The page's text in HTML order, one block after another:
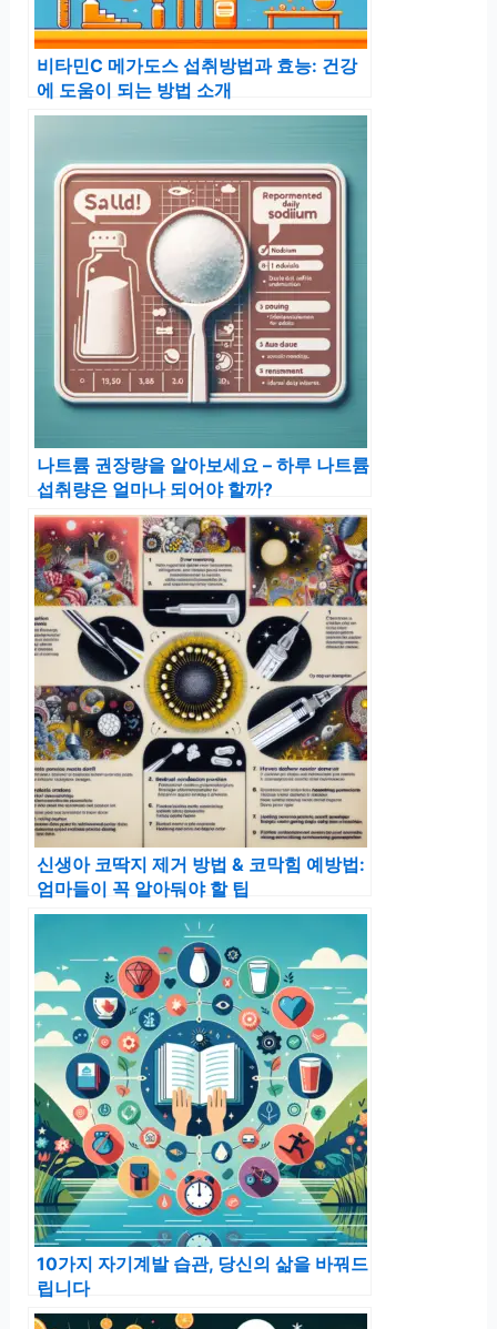
비타민C 메가도스 섭취방법과 효능: 건강
에 도움이 되는 방법 소개
나트륨 권장량을 알아보세요 – 하루 나트륨
섭취량은 얼마나 되어야 할까?
신생아 코딱지 제거 방법 & 코막힘 예방법:
엄마들이 꼭 알아둬야 할 팁
10가지 자기계발 습관, 당신의 삶을 바꿔드
립니다